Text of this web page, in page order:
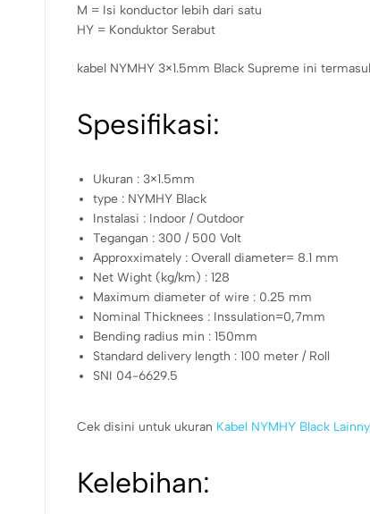
M = Isi konductor lebih dari satu
HY = Konduktor Serabut
kabel NYMHY 3×1.5mm Black Supreme ini
Spesifikasi:
Ukuran : 3×1.5mm
type : NYMHY Black
Instalasi : Indoor / Outdoor
Tegangan : 300 / 500 Volt
Approxximately : Overall diameter= 8.1 mm
Net Wight (kg/km) : 128
Maximum diameter of wire : 0.25 mm
Nominal Thicknees : Inssulation=0,7mm
Bending radius min : 150mm
Standard delivery length : 100 meter / Roll
SNI 04-6629.5
Cek disini untuk ukuran Kabel NYMHY Black
Kelebihan: